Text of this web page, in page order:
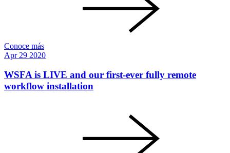
Conoce más
Apr 29 2020
WSFA is LIVE and our first-ever fully remote
workflow installation